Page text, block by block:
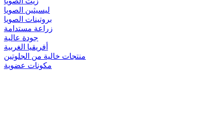
ليسيثين الصويا
بروتينات الصويا
زراعة مستدامة
جودة عالية
أفريقيا الغربية
منتجات خالية من الجلوتين
مكونات عضوية